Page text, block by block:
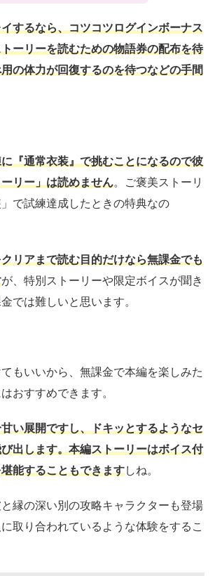
するなら、コツコツログインボーナス
ーリーを読むための物語券の配布を待
の体力が回復するのを待つなどの手間
『通常衣装』で挑むことになるので彼
リー」は読めません。ご褒美ストーリ
で試練達成したときの特典なの
リアまで読む目的だけなら無課金でも
が、特別ストーリーや限定ボイスが聞き
では難しいと思います。
もいいから、無課金で本編を楽しみた
おすすめできます。
い展開ですし、ドキッとするようなセ
出します。本編ストーリーはボイス付
能することもできますしね。
縁の深い別の攻略キャラクターも登場
取り合われているような体験をするこ